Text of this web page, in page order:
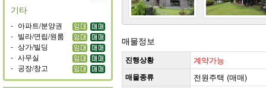
기타
- 아파트/분양권
- 빌라/연립/원룸
- 상가/빌딩
- 사무실
- 공장/창고
매물정보
진행상황 계약가능
매물종류 전원주택 (매매)